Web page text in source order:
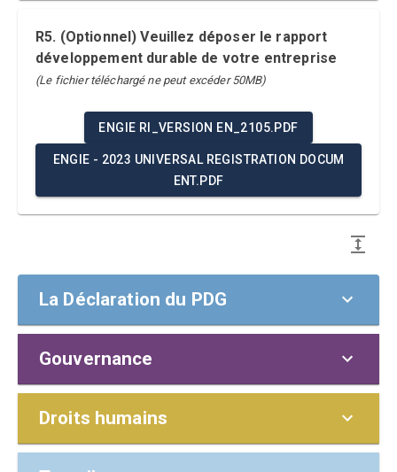
R5. (Optionnel) Veuillez déposer le rapport
développement durable de votre entreprise
(Le fichier téléchargé ne peut excéder 50MB)
ENGIE RI_VERSION EN_2105.PDF
ENGIE - 2023 UNIVERSAL REGISTRATION DOCUM
ENT.PDF
La Déclaration du PDG
La Déclaration du PDG ou du plus haut
À nos parties prenantes,
Gouvernance
POLITIQUES ET
Droits humains